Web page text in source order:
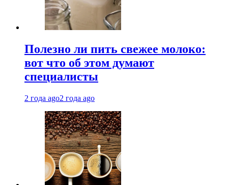
Полезно ли пить свежее молоко:
вот что об этом думают
специалисты
2 года ago2 года ago